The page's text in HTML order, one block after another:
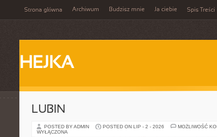
Strona główna Archiwum Budzisz mnie Ja ciebie Spis Treści
HEJKA
LUBIN
POSTED BY ADMIN POSTED ON LIP - 2 - 2026
MOŻLIWOŚĆ
WYŁĄCZONA